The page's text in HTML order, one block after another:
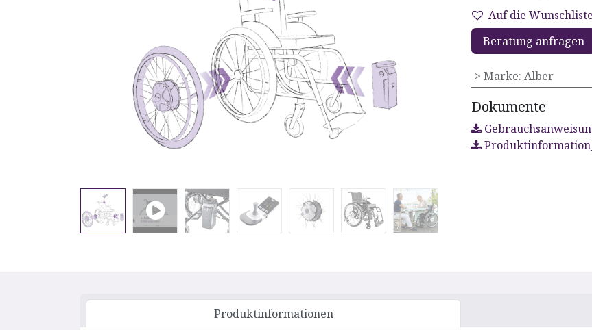
Auf die Wunschliste
Beratung anfragen
> Marke: Alber
Dokumente
Produktinformationen